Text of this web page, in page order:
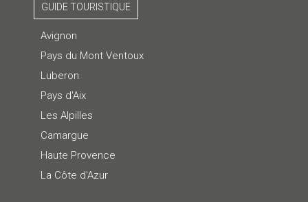
GUIDE TOURISTIQUE
Avignon
Pays du Mont Ventoux
Luberon
Pays d'Aix
Les Alpilles
Camargue
Haute Provence
La Côte d'Azur